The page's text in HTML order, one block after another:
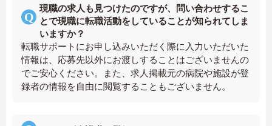
現職の求人も見つけたのですが、問い合わせするこ
とで現職に転職活動をしていることが知られてしま
いますか？
転職サポートにお申し込みいただく際に入力いただいた
情報は、応募先以外にお渡しすることはございませんの
でご安心ください。また、求人掲載元の病院や施設が登
録者の情報を自由に閲覧することもございません。